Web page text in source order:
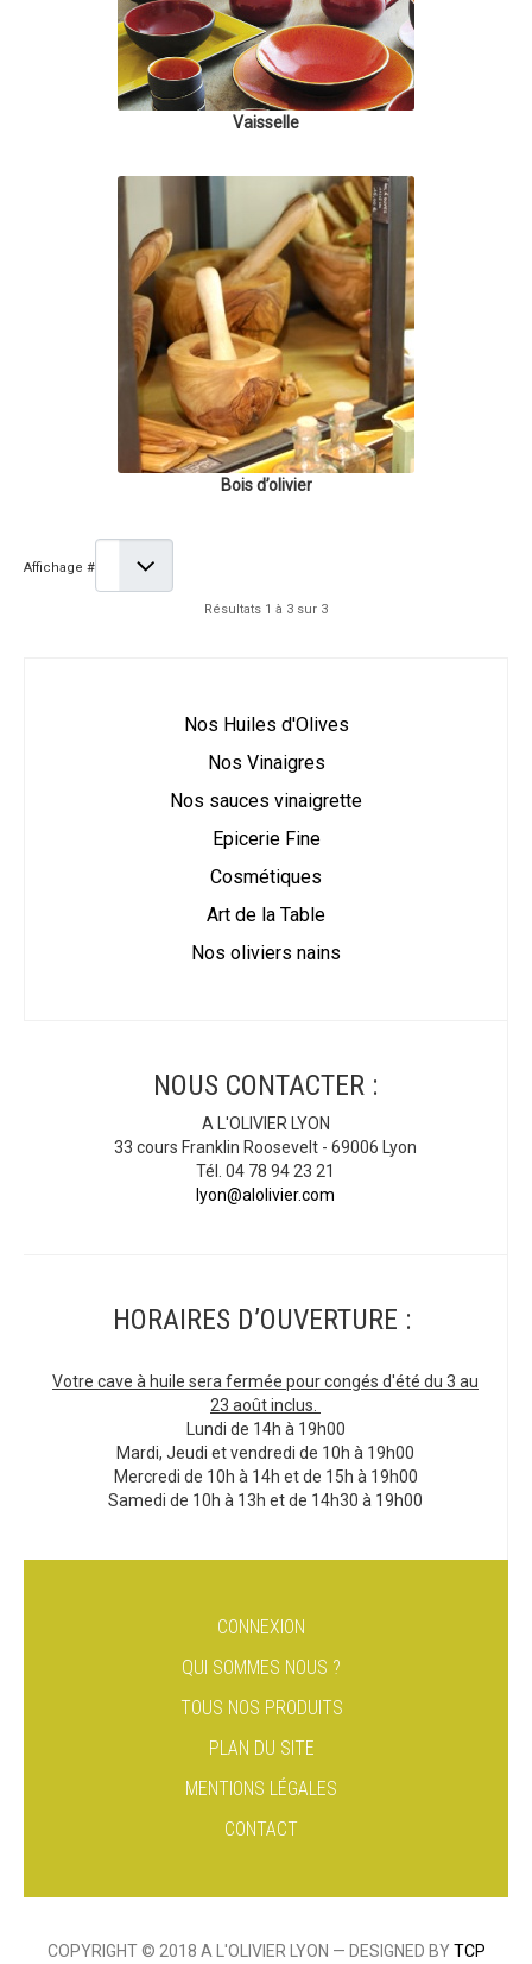
Vaisselle
Bois d’olivier
Affichage #
Résultats 1 à 3 sur 3
Nos Huiles d'Olives
Nos Vinaigres
Nos sauces vinaigrette
Epicerie Fine
Cosmétiques
Art de la Table
Nos oliviers nains
NOUS CONTACTER :
A L'OLIVIER LYON
33 cours Franklin Roosevelt - 69006 Lyon
Tél. 04 78 94 23 21
lyon@alolivier.com
HORAIRES D’OUVERTURE :
Votre cave à huile sera fermée pour congés d'été du 3 au
23 août inclus.
Lundi de 14h à 19h00
Mardi, Jeudi et vendredi de 10h à 19h00
Mercredi de 10h à 14h et de 15h à 19h00
Samedi de 10h à 13h et de 14h30 à 19h00
CONNEXION
QUI SOMMES NOUS ?
TOUS NOS PRODUITS
PLAN DU SITE
MENTIONS LÉGALES
CONTACT
COPYRIGHT © 2018 A L'OLIVIER LYON — DESIGNED BYTCP